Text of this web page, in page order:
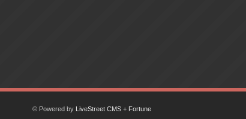
© Powered by LiveStreet CMS + Fortune